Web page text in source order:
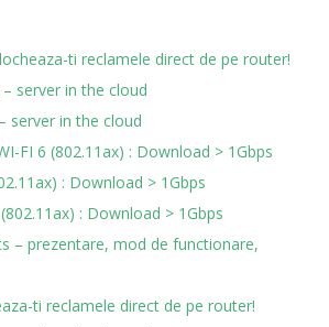
ti reclamele direct de pe router!
– server in the cloud
server in the cloud
FI 6 (802.11ax) : Download > 1Gbps
: Download > 1Gbps
: Download > 1Gbps
– prezentare, mod de functionare,
ti reclamele direct de pe router!